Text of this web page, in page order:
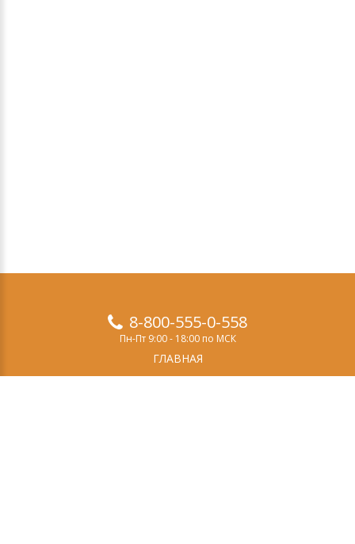
8-800-555-0-558
Пн-Пт 9:00 - 18:00 по МСК
ГЛАВНАЯ